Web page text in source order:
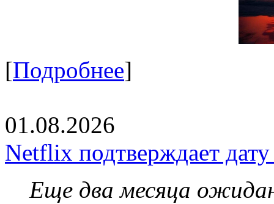
[Подробнее]
01.08.2026
Netflix подтверждает
Еще два месяца